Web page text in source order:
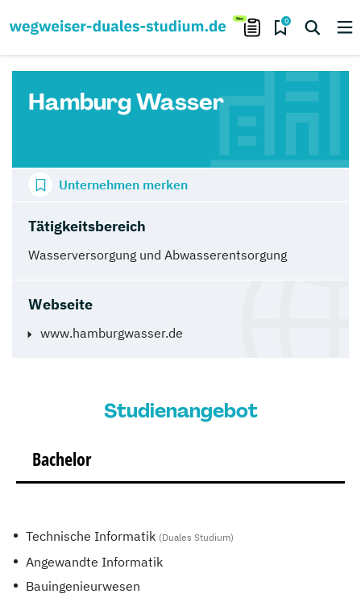
0
Hamburg Wasser
Tätigkeitsbereich
Wasserversorgung und Abwasserentsorgung
Webseite
www.hamburgwasser.de
Unternehmen merken
Studienangebot
Bachelor
Technische Informatik (Duales Studium)
Angewandte Informatik
Bauingenieurwesen